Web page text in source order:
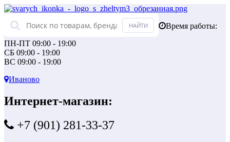
Время работы:
ПН-ПТ 09:00 - 19:00
СБ 09:00 - 19:00
ВС 09:00 - 19:00
Иваново
Интернет-магазин:
+7 (901) 281-33-37